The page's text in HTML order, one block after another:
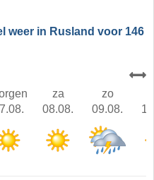
weer in Rusland voor 146
za
08.08.
zo
09.08.